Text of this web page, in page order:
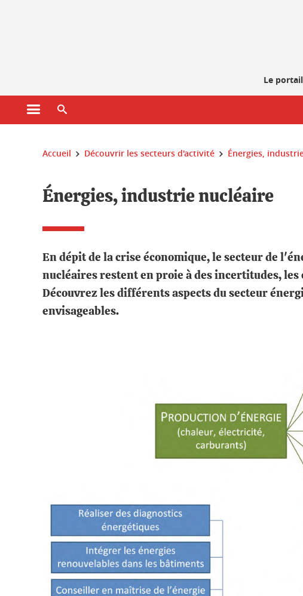
Le
Ouvrir le menu principal
Vous êtes ici :
Accueil Découvrir les secteurs d'activité Énergies,
Énergies, industrie nucléaire
En dépit de la crise économique, le secteur de
nucléaires restent en proie à des incertitudes,
Découvrez les différents aspects du secteur
envisageables.